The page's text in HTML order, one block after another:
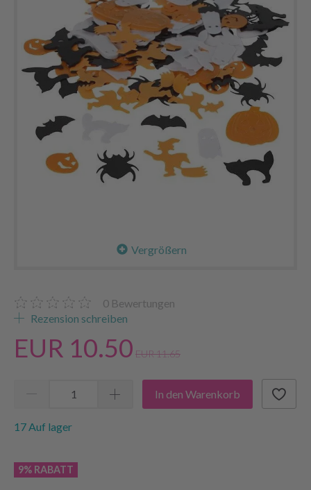
Vergrößern
0 Bewertungen
Rezension schreiben
EUR 10.50 EUR 11.65
In den Warenkorb
17 Auf lager
9% RABATT